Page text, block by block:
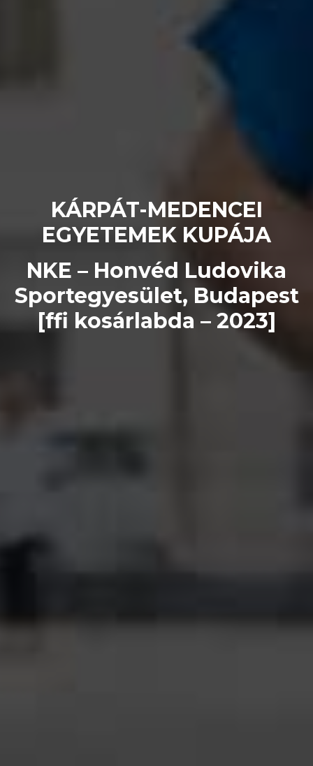
KÁRPÁT-MEDENCEI
EGYETEMEK KUPÁJA
NKE – Honvéd Ludovika
Sportegyesület, Budapest
[ffi kosárlabda – 2023]